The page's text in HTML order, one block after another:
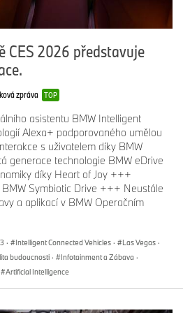
CES 2026 představuje
zpráva TOP
asistentu BMW Intelligent
Alexa+ podporovaného umělou
s uživatelem díky BMW
generace technologie BMW eDrive
díky Heart of Joy +++
Symbiotic Drive +++ Neustále
a aplikací v BMW Operačním
· Intelligent Connected Vehicles · Las Vegas ·
budoucnosti · Infotainment a Zábava ·
Artificial Intelligence